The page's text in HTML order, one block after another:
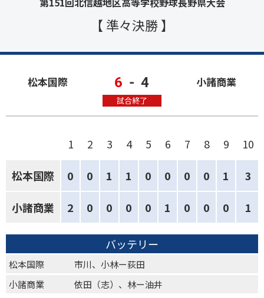
【 準々決勝 】
松本国際 6 - 4
試合終了
小諸商業
1 2 3 4 5 6 7 8 9 10
松本国際 0 0 1 1 0 0 0 0 1 3
小諸商業 2 0 0 0 0 1 0 0 0 1
バッテリー
松本国際
市川、小林ー荻田
小諸商業
依田（志）、林ー油井